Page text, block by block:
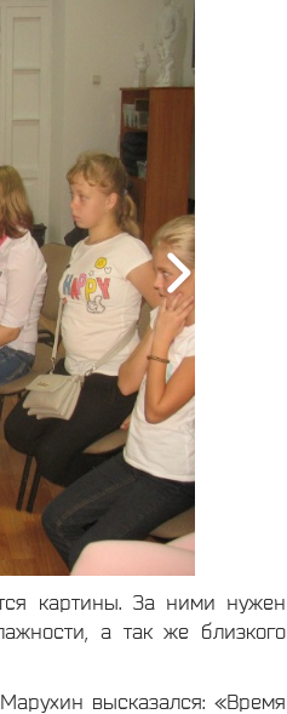
картины. За ними нужен
а так же близкого
высказался: «Время